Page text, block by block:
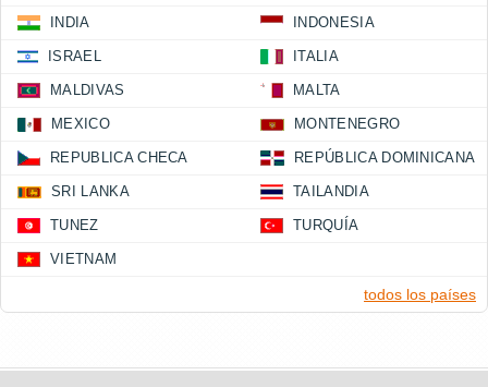
INDIA INDONESIA
ISRAEL ITALIA
MALDIVAS MALTA
MEXICO MONTENEGRO
REPUBLICA CHECA REPÚBLICA DOMINICANA
SRI LANKA TAILANDIA
TUNEZ TURQUÍA
VIETNAM
todos los países